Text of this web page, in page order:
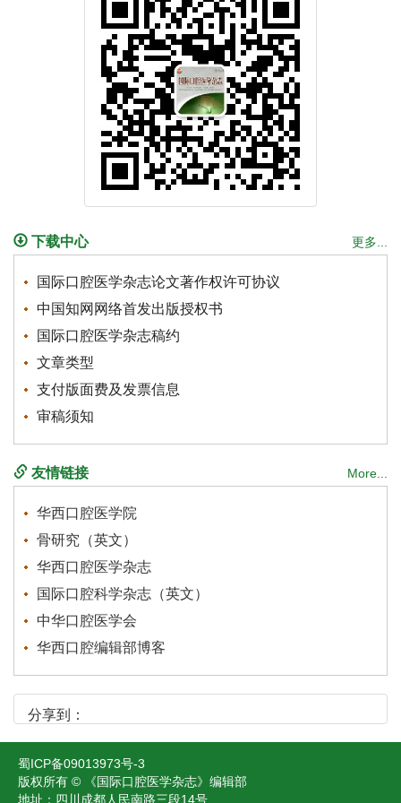
地址：四川成都人民南路三段14号